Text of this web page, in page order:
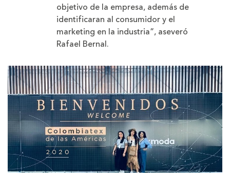
objetivo de la empresa, además de
identificaran al consumidor y el
marketing en la industria”, aseveró
Rafael Bernal.